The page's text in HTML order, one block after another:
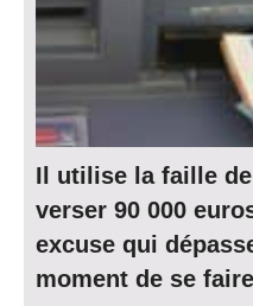
Il utilise la faille
verser 90 000
excuse qui
moment de se